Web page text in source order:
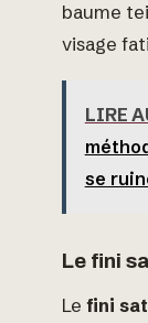
baume
visage
LIRE
se
Le fini
Le fini